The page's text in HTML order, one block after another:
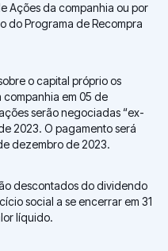
Ações da companhia ou por
do Programa de Recompra
o capital próprio os
companhia em 05 de
serão negociadas “ex-
2023. O pagamento será
dezembro de 2023.
descontados do dividendo
social a se encerrar em 31
líquido.